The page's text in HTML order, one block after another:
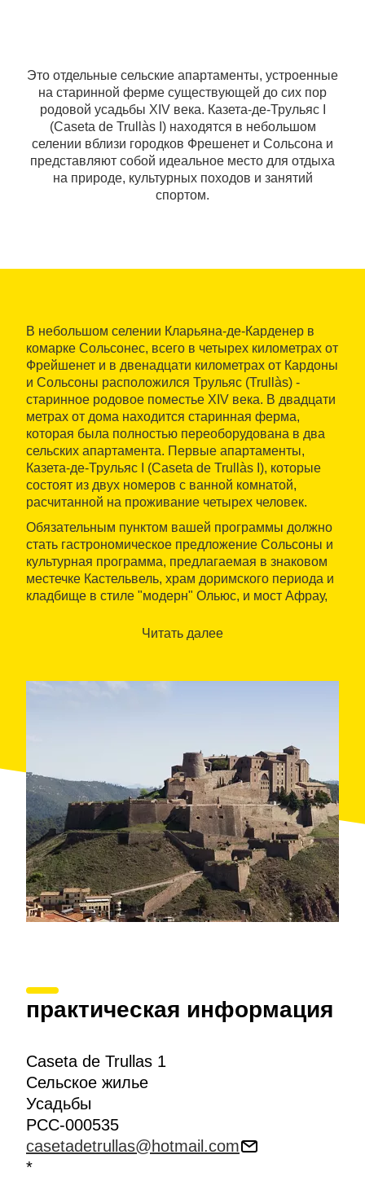
Это отдельные сельские апартаменты, устроенные
на старинной ферме существующей до сих пор
родовой усадьбы XIV века. Казета-де-Трульяс I
(Caseta de Trullàs I) находятся в небольшом
селении вблизи городков Фрешенет и Сольсона и
представляют собой идеальное место для отдыха
на природе, культурных походов и занятий
спортом.
В небольшом селении Кларьяна-де-Карденер в
комарке Сольсонес, всего в четырех километрах от
Фрейшенет и в двенадцати километрах от Кардоны
и Сольсоны расположился Трульяс (Trullàs) -
старинное родовое поместье XIV века. В двадцати
метрах от дома находится старинная ферма,
которая была полностью переоборудована в два
сельских апартамента. Первые апартаменты,
Казета-де-Трульяс I (Caseta de Trullàs I), которые
состоят из двух номеров с ванной комнатой,
расчитанной на проживание четырех человек.
Обязательным пунктом вашей программы должно
стать гастрономическое предложение Сольсоны и
культурная программа, предлагаемая в знаковом
местечке Кастельвель, храм доримского периода и
кладбище в стиле "модерн" Ольюс, и мост Афрау,
Читать далее
практическая информация
Caseta de Trullas 1
Сельское жилье
Усадьбы
PCC-000535
casetadetrullas@hotmail.com
*